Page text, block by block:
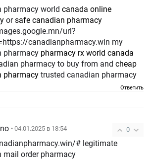
pharmacy world canada online
orsafe canadian pharmacy
url?
canadianpharmacy.win my
pharmacy pharmacy rx world canada
pharmacy to buy from and cheap
pharmacy trusted canadian pharmacy
Ответить
0
• 04.01.2025 в 18:54
# legitimate
mail order pharmacy